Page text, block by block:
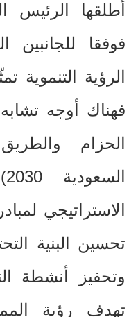
أطلقها الرئيس
فوفقا للجانبين
الرؤية التنموية
فهناك أوجه تشابه
الحزام
السعودية2030).
الاستراتيجي
تحسين البنية
وتحفيز أنشطة
تهدف رؤية